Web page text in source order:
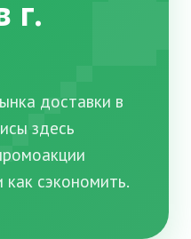
г.
доставки в
здесь
сэкономить.